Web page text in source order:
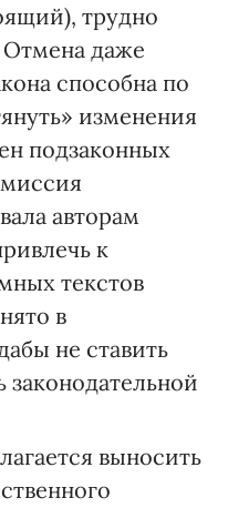
трудно
Отмена даже
способна по
изменения
подзаконных
авторам
к
текстов
в
не ставить
законодательной
выносить